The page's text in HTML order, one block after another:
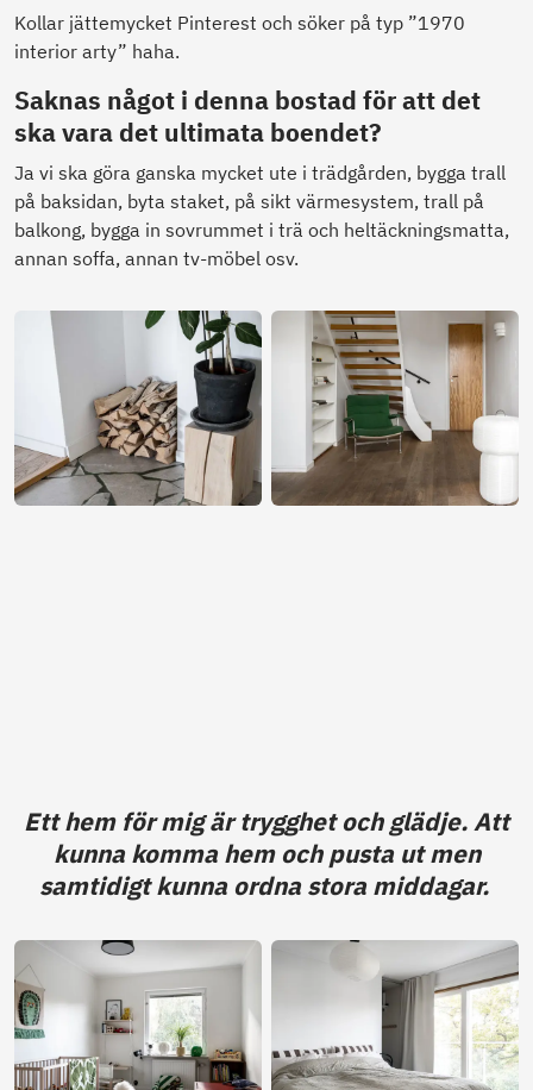
Kollar jättemycket Pinterest och söker på typ ”1970
interior arty” haha.
Saknas något i denna bostad för att det
ska vara det ultimata boendet?
Ja vi ska göra ganska mycket ute i trädgården, bygga trall
på baksidan, byta staket, på sikt värmesystem, trall på
balkong, bygga in sovrummet i trä och heltäckningsmatta,
annan soffa, annan tv-möbel osv.
Ett hem för mig är trygghet och glädje. Att
kunna komma hem och pusta ut men
samtidigt kunna ordna stora middagar.